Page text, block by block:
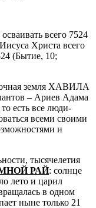
всего 7524
Христа всего
(Бытие, 10;
земля ХАВИЛА
– Ариев Адама
есть все люди-
всеми своими
и
тысячелетия
РАЙ: солнце
лето и царил
в одном
ныне только 21